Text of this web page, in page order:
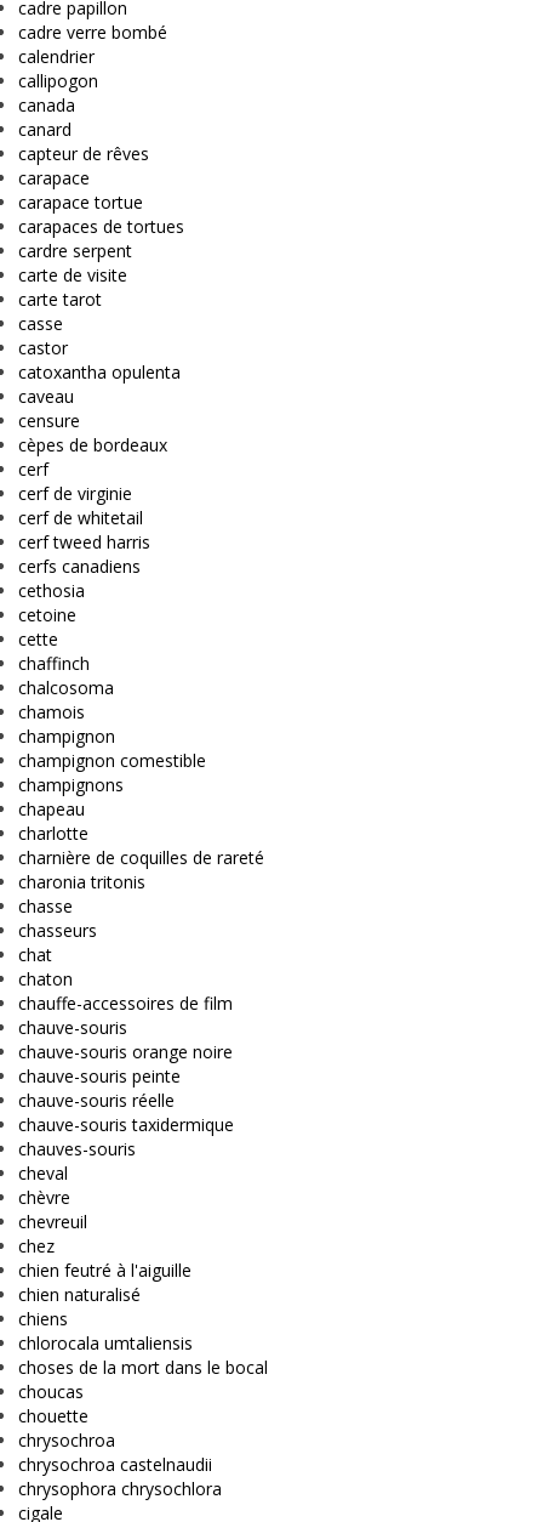
cadre papillon
cadre verre bombé
calendrier
callipogon
canada
canard
capteur de rêves
carapace
carapace tortue
carapaces de tortues
cardre serpent
carte de visite
carte tarot
casse
castor
catoxantha opulenta
caveau
censure
cèpes de bordeaux
cerf
cerf de virginie
cerf de whitetail
cerf tweed harris
cerfs canadiens
cethosia
cetoine
cette
chaffinch
chalcosoma
chamois
champignon
champignon comestible
champignons
chapeau
charlotte
charnière de coquilles de rareté
charonia tritonis
chasse
chasseurs
chat
chaton
chauffe-accessoires de film
chauve-souris
chauve-souris orange noire
chauve-souris peinte
chauve-souris réelle
chauve-souris taxidermique
chauves-souris
cheval
chèvre
chevreuil
chez
chien feutré à l'aiguille
chien naturalisé
chiens
chlorocala umtaliensis
choses de la mort dans le bocal
choucas
chouette
chrysochroa
chrysochroa castelnaudii
chrysophora chrysochlora
cigale